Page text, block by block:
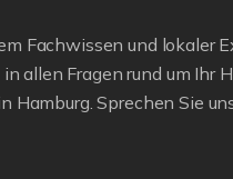
Fachwissen und lokaler
allen Fragen rund um Ihr
Hamburg. Sprechen Sie